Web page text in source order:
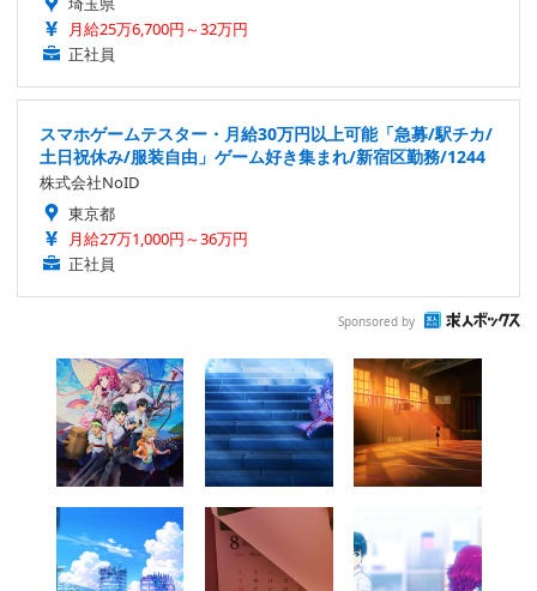
月給25万6,700円～32万円
正社員
スマホゲームテスター・月給30万円以上可能「急募/駅チカ/
土日祝休み/服装自由」ゲーム好き集まれ/新宿区勤務/1244
株式会社NoID
東京都
月給27万1,000円～36万円
正社員
Sponsored by